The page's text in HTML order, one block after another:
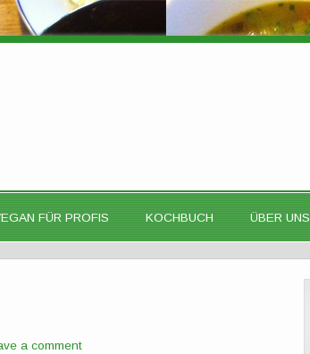
FÜR PROFIS KOCHBUCH ÜBER UNS
a comment